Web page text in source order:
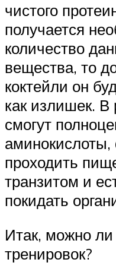
чистого
получается
количество
вещества, то
коктейли он
как излишек. В
смогут
аминокислоты,
проходить
транзитом и
покидать
Итак, можно ли
тренировок?